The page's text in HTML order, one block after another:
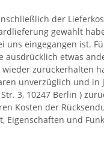
der
gewählt
eingegangen ist.
etwas
zurückerhalten
unverzüglich und
3, 10247 Berlin )
Kosten der
und